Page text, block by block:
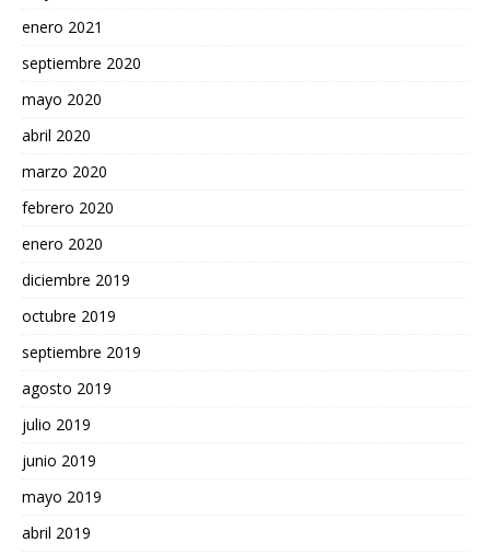
enero 2021
septiembre 2020
mayo 2020
abril 2020
marzo 2020
febrero 2020
enero 2020
diciembre 2019
octubre 2019
septiembre 2019
agosto 2019
julio 2019
junio 2019
mayo 2019
abril 2019